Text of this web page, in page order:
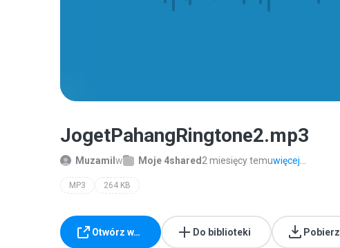
JogetPahangRingtone2.mp3
Muzamil w Moje 4shared 2 miesięcy temuwięcej...
MP3 264 KB
Otwórz w… Do biblioteki Pobierz